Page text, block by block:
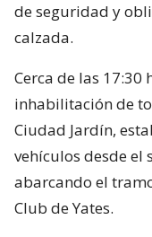
de seguridad y
calzada.
Cerca de las 17:30
inhabilitación de
Ciudad Jardín,
vehículos desde el
abarcando el
Club de Yates.